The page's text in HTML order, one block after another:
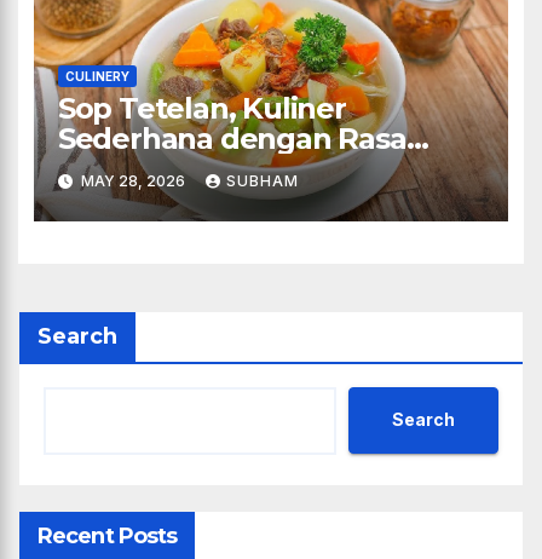
CULINERY
Sop Tetelan, Kuliner
Sederhana dengan Rasa
Juara
MAY 28, 2026 SUBHAM
Search
Search
Recent Posts